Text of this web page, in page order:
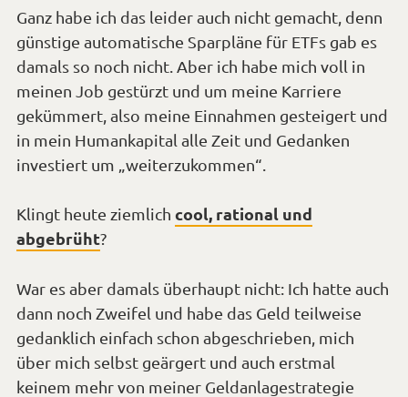
Ganz habe ich das leider auch nicht gemacht, denn
günstige automatische Sparpläne für ETFs gab es
damals so noch nicht. Aber ich habe mich voll in
meinen Job gestürzt und um meine Karriere
gekümmert, also meine Einnahmen gesteigert und
in mein Humankapital alle Zeit und Gedanken
investiert um „weiterzukommen“.
Klingt heute ziemlichcool, rational und
abgebrüht?
War es aber damals überhaupt nicht: Ich hatte auch
dann noch Zweifel und habe das Geld teilweise
gedanklich einfach schon abgeschrieben, mich
über mich selbst geärgert und auch erstmal
keinem mehr von meiner Geldanlagestrategie